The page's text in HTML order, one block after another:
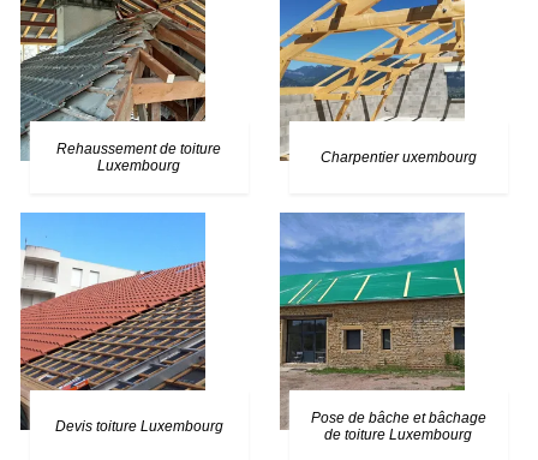
Rehaussement de toiture
Luxembourg
Charpentier uxembourg
Devis toiture Luxembourg
Pose de bâche et bâchage
de toiture Luxembourg